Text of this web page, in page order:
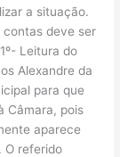
a situação.
contas deve ser
Leitura do
Alexandre da
para que
Câmara, pois
aparece
O referido